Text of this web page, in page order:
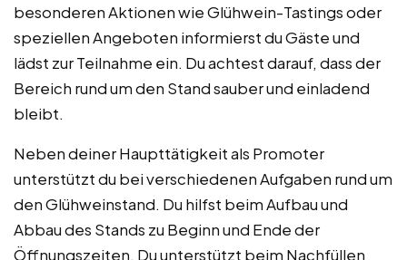
besonderen Aktionen wie Glühwein-Tastings oder
speziellen Angeboten informierst du Gäste und
lädst zur Teilnahme ein. Du achtest darauf, dass der
Bereich rund um den Stand sauber und einladend
bleibt.
Neben deiner Haupttätigkeit als Promoter
unterstützt du bei verschiedenen Aufgaben rund um
den Glühweinstand. Du hilfst beim Aufbau und
Abbau des Stands zu Beginn und Ende der
Öffnungszeiten. Du unterstützt beim Nachfüllen